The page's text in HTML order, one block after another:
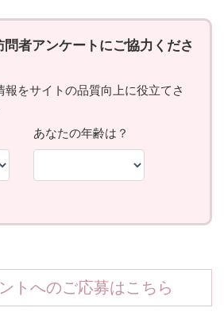
トへのご応募はこちら